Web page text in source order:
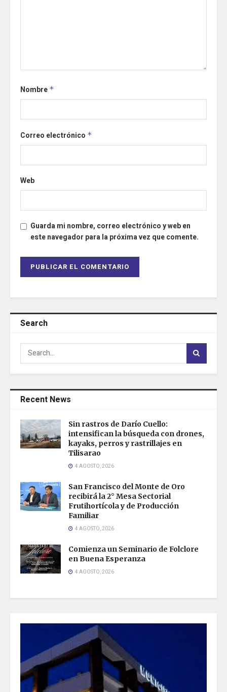
Nombre *
Correo electrónico *
Web
Guarda mi nombre, correo electrónico y web en
este navegador para la próxima vez que comente.
Search
Recent News
Sin rastros de Darío Cuello:
intensifican la búsqueda con drones,
kayaks, perros y rastrillajes en
Tilisarao
4 AGOSTO, 2026
San Francisco del Monte de Oro
recibirá la 2° Mesa Sectorial
Frutihortícola y de Producción
Familiar
4 AGOSTO, 2026
Comienza un Seminario de Folclore
en Buena Esperanza
4 AGOSTO, 2026